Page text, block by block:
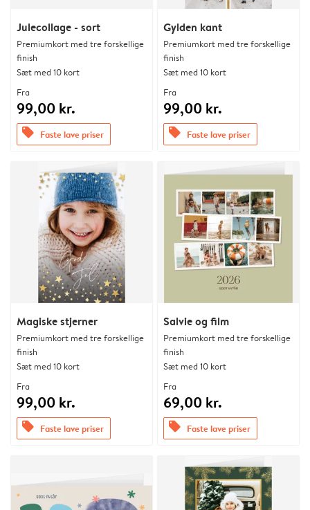
Julecollage - sort
Premiumkort med tre forskellige
finish
Sæt med 10 kort
Fra
99,00 kr.
offers Faste lave priser
Gylden kant
Premiumkort med tre forskellige
finish
Sæt med 10 kort
Fra
99,00 kr.
offers Faste lave priser
Magiske stjerner
Premiumkort med tre forskellige
finish
Sæt med 10 kort
Fra
99,00 kr.
offers Faste lave priser
Salvie og film
Premiumkort med tre forskellige
finish
Sæt med 10 kort
Fra
69,00 kr.
offers Faste lave priser